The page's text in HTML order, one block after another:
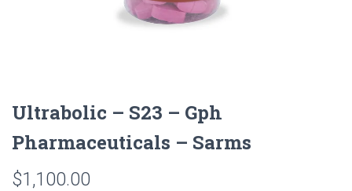
Ultrabolic – S23 – Gph
Pharmaceuticals – Sarms
$1,100.00